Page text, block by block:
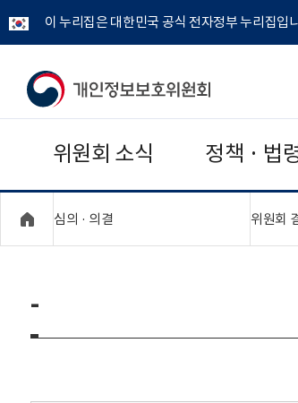
이 누리집은 대한민국 공식 전자정부 누리집입
개
보
보
위
위원회 소식 정책 · 법
심의 · 의결 위원회
-